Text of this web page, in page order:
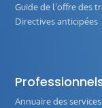
Guide de l‘offre des
Directives anticipées
Annuaire des services